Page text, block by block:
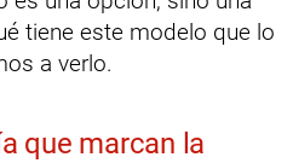
tiene este modelo que lo
a verlo.
que marcan la